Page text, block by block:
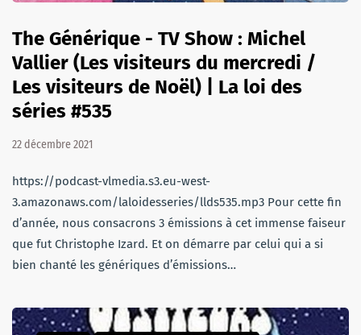
The Générique - TV Show : Michel
Vallier (Les visiteurs du mercredi /
Les visiteurs de Noël) | La loi des
séries #535
22 décembre 2021
https://podcast-vlmedia.s3.eu-west-
3.amazonaws.com/laloidesseries/llds535.mp3 Pour cette fin
d’année, nous consacrons 3 émissions à cet immense faiseur
que fut Christophe Izard. Et on démarre par celui qui a si
bien chanté les génériques d’émissions…